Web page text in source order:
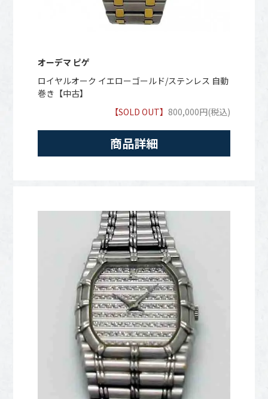
オーデマ ピゲ
ロイヤルオーク イエローゴールド/ステンレス 自動
巻き【中古】
【SOLD OUT】800,000円(税込)
商品詳細